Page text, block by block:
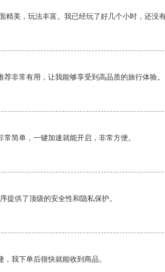
精美，玩法丰富。我已经玩了好几个小时，还没
非常有用，让我能够享受到高品质的旅行体验。
简单，一键加速就能开启，非常方便。
提供了顶级的安全性和隐私保护。
我下单后很快就能收到商品。